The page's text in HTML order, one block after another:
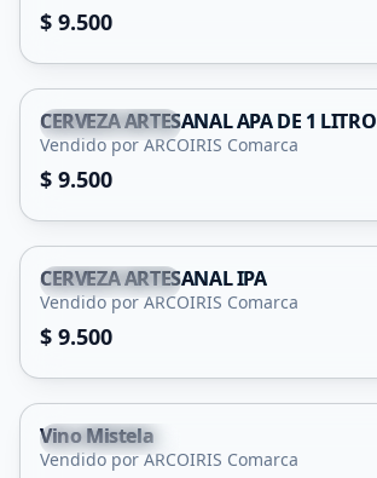
$ 9.500
San Francisco
CERVEZA ARTESANAL APA DE 1 LITRO
Vendido por ARCOIRIS Comarca
$ 9.500
San Francisco
CERVEZA ARTESANAL IPA
Vendido por ARCOIRIS Comarca
$ 9.500
San Francisco
Vino Mistela
Vendido por ARCOIRIS Comarca